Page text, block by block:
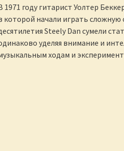
1971 году гитарист Уолтер
которой начали играть
Steely Dan сумели
уделяя внимание и
ходам и